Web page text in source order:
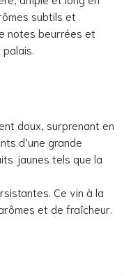
subtils et
notes beurrées et
doux, surprenant en
d’une grande
jaunes tels que la
Ce vin à la
et de fraîcheur.